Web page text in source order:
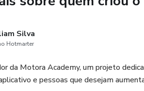
a alegria da vitória.
Silva
Hotmarter
da Motora Academy, um projeto
e pessoas que desejam